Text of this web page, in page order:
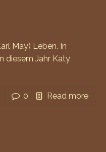
May) Leben. In
diesem Jahr Katy
0 Read more